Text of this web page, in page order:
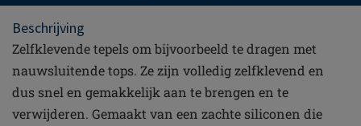
Beschrijving
Zelfklevende tepels om bijvoorbeeld te dragen met
nauwsluitende tops. Ze zijn volledig zelfklevend en
dus snel en gemakkelijk aan te brengen en te
verwijderen. Gemaakt van een zachte siliconen die